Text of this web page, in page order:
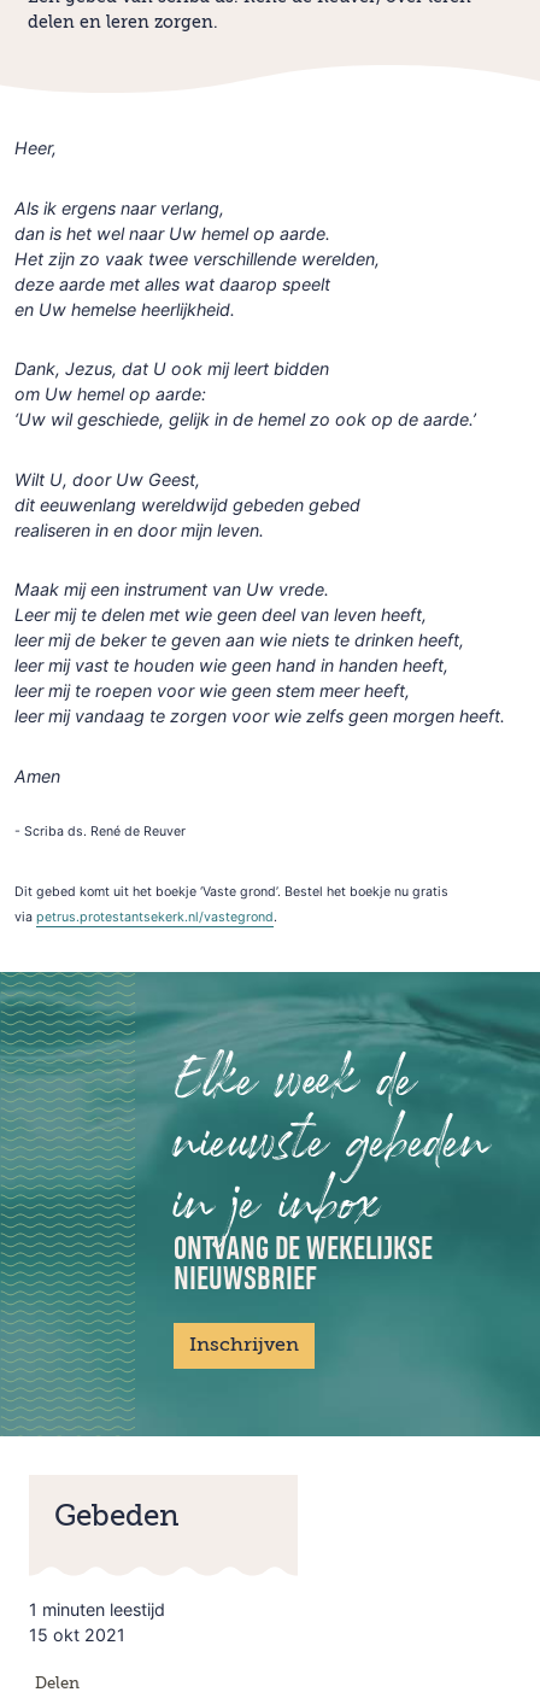
delen en leren zorgen.
Heer,
Als ik ergens naar verlang,
dan is het wel naar Uw hemel op aarde.
Het zijn zo vaak twee verschillende werelden,
deze aarde met alles wat daarop speelt
en Uw hemelse heerlijkheid.
Dank, Jezus, dat U ook mij leert bidden
om Uw hemel op aarde:
‘Uw wil geschiede, gelijk in de hemel zo ook op de aarde.’
Wilt U, door Uw Geest,
dit eeuwenlang wereldwijd gebeden gebed
realiseren in en door mijn leven.
Maak mij een instrument van Uw vrede.
Leer mij te delen met wie geen deel van leven heeft,
leer mij de beker te geven aan wie niets te drinken heeft,
leer mij vast te houden wie geen hand in handen heeft,
leer mij te roepen voor wie geen stem meer heeft,
leer mij vandaag te zorgen voor wie zelfs geen morgen heeft.
Amen
- Scriba ds. René de Reuver
Dit gebed komt uit het boekje ‘Vaste grond’. Bestel het boekje nu gratis
via petrus.protestantsekerk.nl/vastegrond.
Elke week de
nieuwste gebeden
in je inbox
ONTVANG DE WEKELIJKSE
NIEUWSBRIEF
Inschrijven
Gebeden
1 minuten leestijd
15 okt 2021
Delen